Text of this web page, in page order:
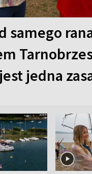
samego
jedna